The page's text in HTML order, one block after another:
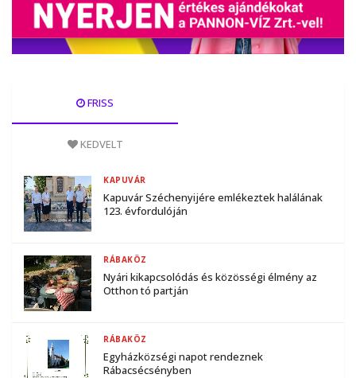
FRISS
KEDVELT
Kapuvár Széchenyijére emlékeztek halálának
123. évfordulóján
KAPUVÁR
Nyári kikapcsolódás és közösségi élmény az
Otthon tó partján
RÁBAKÖZ
Egyházközségi napot rendeznek
Rábacsécsényben
RÁBAKÖZ